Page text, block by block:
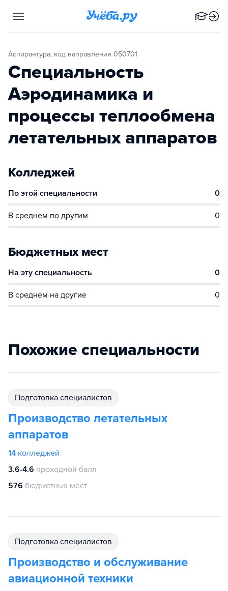
Аспирантура, код направления 050701
Специальность
Аэродинамика и
процессы теплообмена
летательных аппаратов
Колледжей
По этой специальности 0
В среднем по другим 0
Бюджетных мест
На эту специальность 0
В среднем на другие 0
Похожие специальности
подготовка специалистов
Производство летательных
аппаратов
14 колледжей
3.6-4.6 проходной балл
576 бюджетных мест
подготовка специалистов
Производство и обслуживание
авиационной техники